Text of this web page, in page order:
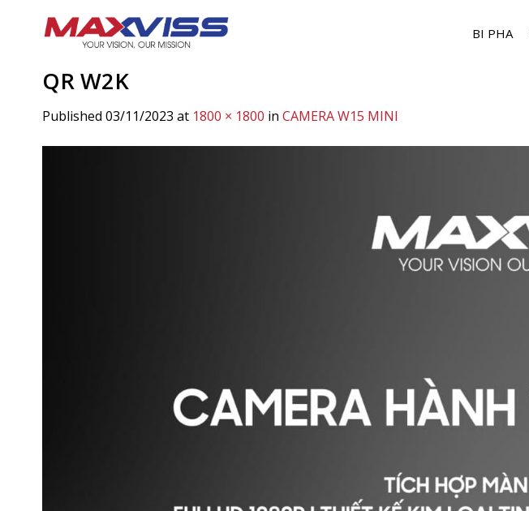
BI PHA
QR W2K
Published 03/11/2023 at 1800 × 1800 in CAMERA W15 MINI